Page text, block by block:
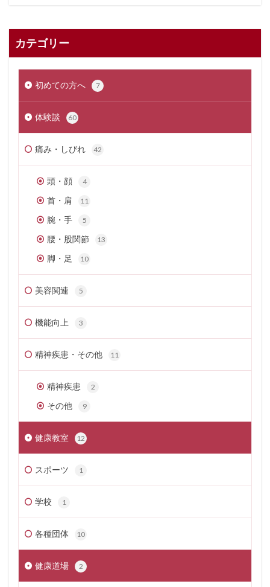
カテゴリー
初めての方へ 7
体験談 60
痛み・しびれ 42
頭・顔 4
首・肩 11
腕・手 5
腰・股関節 13
脚・足 10
美容関連 5
機能向上 3
精神疾患・その他 11
精神疾患 2
その他 9
健康教室 12
スポーツ 1
学校 1
各種団体 10
健康道場 2